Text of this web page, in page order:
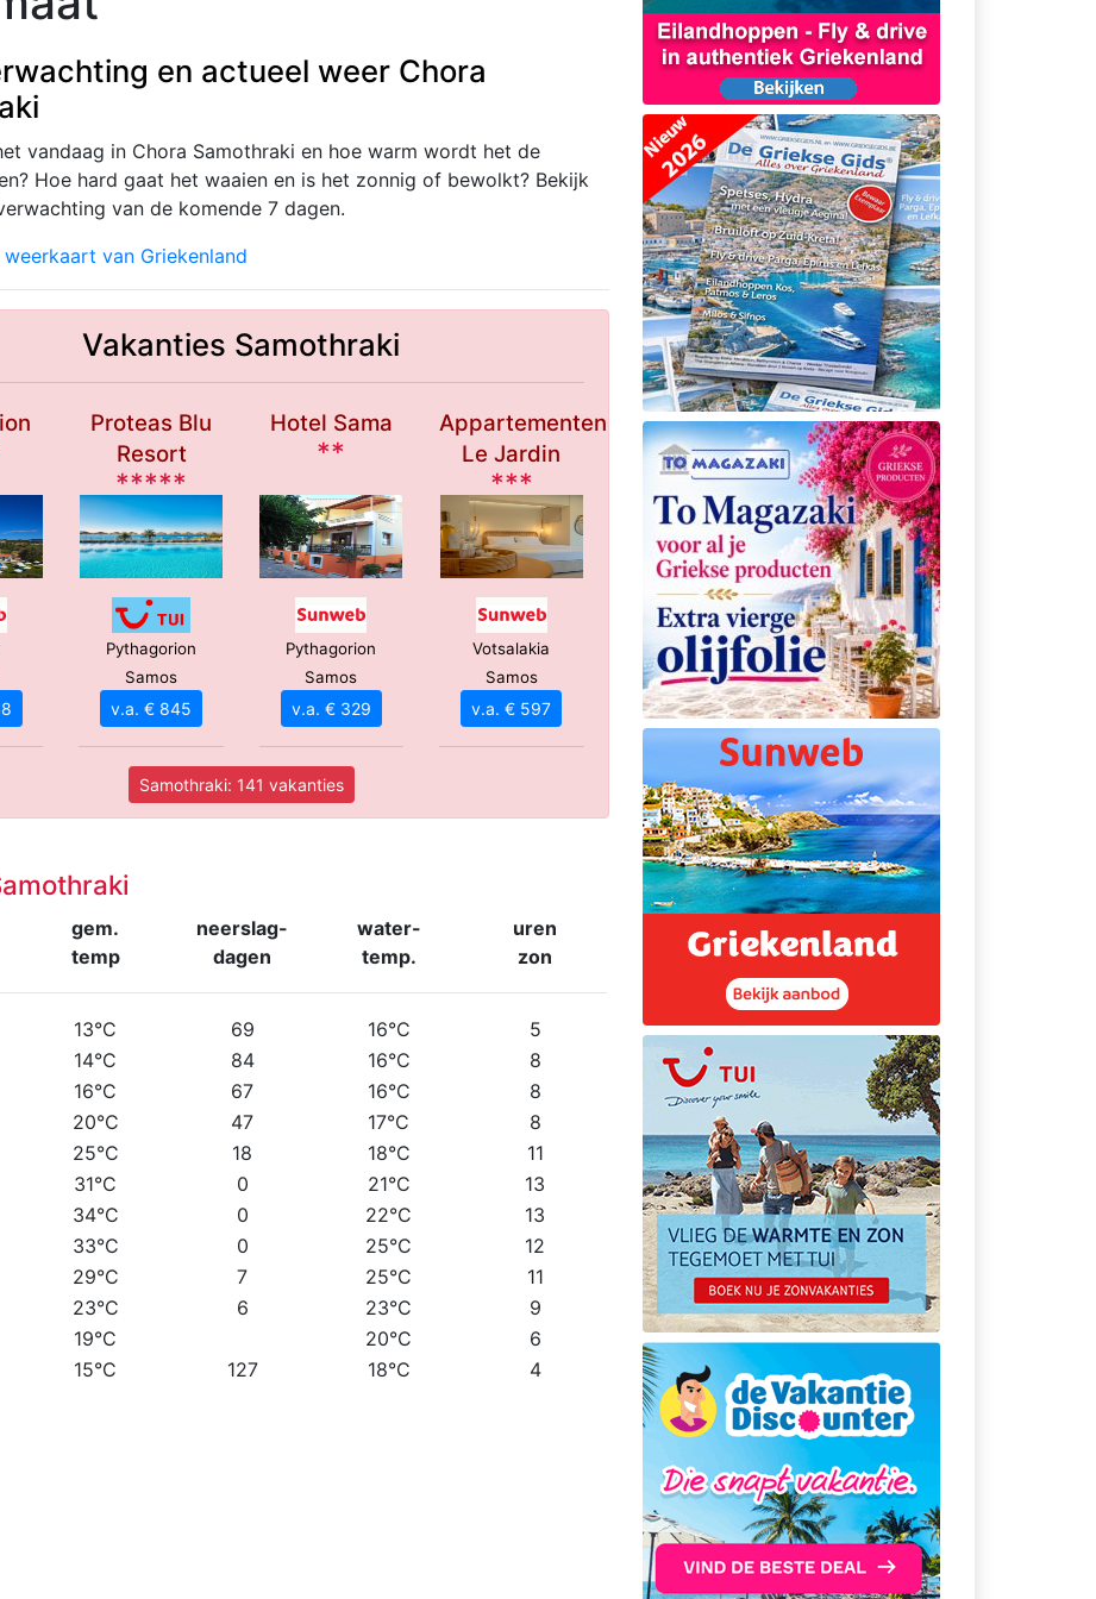
en actueel weer Chora
vandaag in Chora Samothraki en hoe warm wordt het de
Hoe hard gaat het waaien en is het zonnig of bewolkt? Bekijk
van de komende 7 dagen.
weerkaart van Griekenland
Vakanties Samothraki
Proteas Blu
Resort
*****
Pythagorion
Samos
v.a. € 845
Hotel Sama
**
Pythagorion
Samos
v.a. € 329
Appartementen
Le Jardin
***
Votsalakia
Samos
v.a. € 597
Samothraki: 141 vakanties
gem.
temp
neerslag-
dagen
water-
temp.
uren
zon
13°C 69 16°C
5
14°C 84 16°C
8
16°C 67 16°C
8
20°C 47 17°C
8
25°C 18 18°C
11
31°C 0 21°C
13
34°C 0 22°C
13
33°C 0 25°C
12
29°C 7 25°C
11
23°C 6 23°C
9
19°C 20°C
6
15°C 127 18°C 4